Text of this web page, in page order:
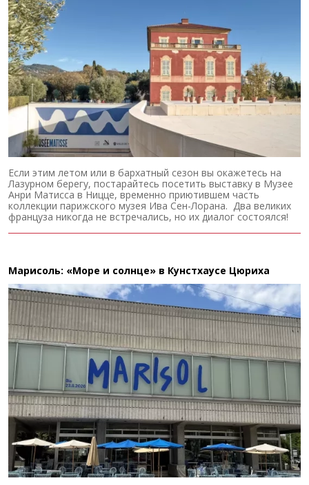
Если этим летом или в бархатный сезон вы окажетесь на
Лазурном берегу, постарайтесь посетить выставку в Музее
Анри Матисса в Ницце, временно приютившем часть
коллекции парижского музея Ива Сен-Лорана. Два великих
француза никогда не встречались, но их диалог состоялся!
Марисоль: «Море и солнце» в Кунстхаусе Цюриха